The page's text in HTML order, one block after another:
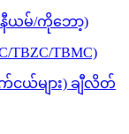
နီယမ်/ကိုဘော့)
TBMC)
ယ်များ) ချီလိတ်